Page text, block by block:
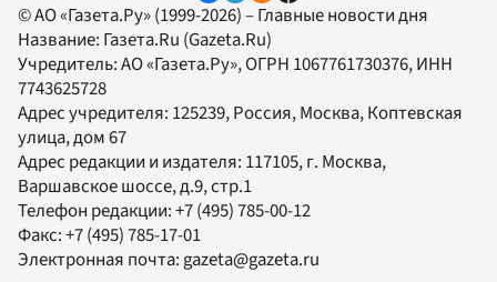
© АО «Газета.Ру» (1999-2026) – Главные новости дня
Название: Газета.Ru (Gazeta.Ru)
Учредитель:АО «Газета.Ру», ОГРН 1067761730376, ИНН
7743625728
Адрес учредителя: 125239, Россия, Москва, Коптевская
улица, дом 67
Адрес редакции и издателя: 117105, г. Москва,
Варшавское шоссе, д.9, стр.1
Телефон редакции:+7 (495) 785-00-12
Факс:+7 (495) 785-17-01
Электронная почта: gazeta@gazeta.ru